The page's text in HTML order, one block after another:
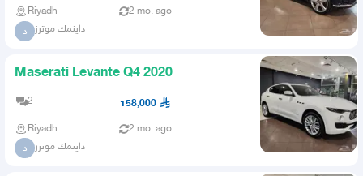
Riyadh 2 mo. ago
د داينمك موترز
Maserati Levante Q4 2020
2 158,000
Riyadh 2 mo. ago
د داينمك موترز